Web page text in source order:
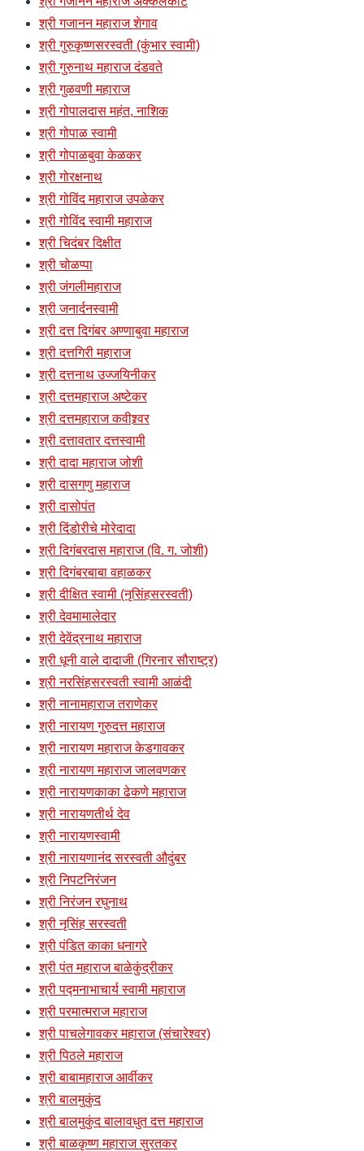
श्री गजानन महाराज शेगाव
श्री गुरुकृष्णसरस्वती (कुंभार स्वामी)
श्री गुरुनाथ महाराज दंडवते
श्री गुळवणी महाराज
श्री गोपालदास महंत, नाशिक
श्री गोपाळ स्वामी
श्री गोपाळबुवा केळकर
श्री गोरक्षनाथ
श्री गोविंद महाराज उपळेकर
श्री गोविंद स्वामी महाराज
श्री चिदंबर दिक्षीत
श्री चोळप्पा
श्री जंगलीमहाराज
श्री जनार्दनस्वामी
श्री दत्त दिगंबर अण्णाबुवा महाराज
श्री दत्तगिरी महाराज
श्री दत्तनाथ उज्जयिनीकर
श्री दत्तमहाराज अष्टेकर
श्री दत्तमहाराज कवीश्र्वर
श्री दत्तावतार दत्तस्वामी
श्री दादा महाराज जोशी
श्री दासगणु महाराज
श्री दासोपंत
श्री दिंडोरीचे मोरेदादा
श्री दिगंबरदास महाराज (वि. ग. जोशी)
श्री दिगंबरबाबा वहाळकर
श्री दीक्षित स्वामी (नृसिंहसरस्वती)
श्री देवमामालेदार
श्री देवेंद्रनाथ महाराज
श्री धूनी वाले दादाजी (गिरनार सौराष्ट्र)
श्री नरसिंहसरस्वती स्वामी आळंदी
श्री नानामहाराज तराणेकर
श्री नारायण गुरुदत्त महाराज
श्री नारायण महाराज केडगावकर
श्री नारायण महाराज जालवणकर
श्री नारायणकाका ढेकणे महाराज
श्री नारायणतीर्थ देव
श्री नारायणस्वामी
श्री नारायणानंद सरस्वती औदुंबर
श्री निपटनिरंजन
श्री निरंजन रघुनाथ
श्री नृसिंह सरस्वती
श्री पंडित काका धनागरे
श्री पंत महाराज बाळेकुंद्रीकर
श्री पद्मनाभाचार्य स्वामी महाराज
श्री परमात्मराज महाराज
श्री पाचलेगावकर महाराज (संचारेश्वर)
श्री पिठले महाराज
श्री बाबामहाराज आर्वीकर
श्री बालमुकुंद
श्री बालमुकुंद बालावधुत दत्त महाराज
श्री बाळकृष्ण महाराज सुरतकर